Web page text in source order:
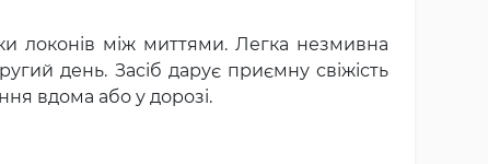
локонів між миттями. Легка незмивна
день. Засіб дарує приємну свіжість
вдома або у дорозі.